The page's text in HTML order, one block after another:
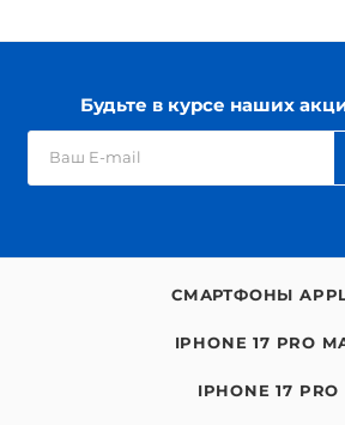
Будьте в курсе наших
СМАРТФОНЫ
IPHONE 17 PRO
IPHONE 17 PRO